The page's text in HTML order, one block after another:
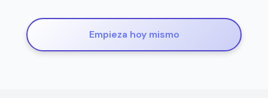
Empieza hoy mismo